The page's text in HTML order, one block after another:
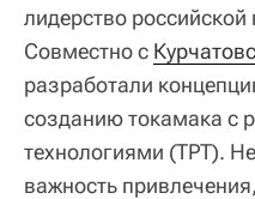
лидерство
Совместно с
разработали
созданию токамака с
технологиями (ТРТ).
важность